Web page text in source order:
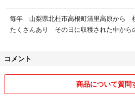
訳ありとか はねだし でなくて宅配用
正品の桃を送ります
選果場で全て検査済みの商品です
なりません
３枚目の画像の箱です
今年も天気が良くて、メッチャ甘いです
毎年 山梨県北杜市高根町清里高原から
たくさんあり その日に収穫された中から
コメント
商品について質問